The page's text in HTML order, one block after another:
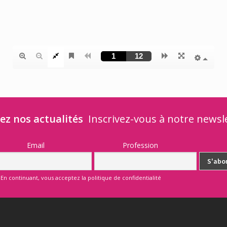
nos actualités Inscrivez-vous à notre
Email Profession
continuant, vous acceptez la politique de confidentialité